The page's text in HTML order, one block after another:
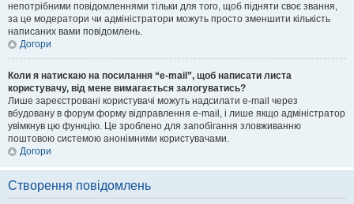
непотрібними повідомленнями тільки для того, щоб підняти своє звання,
за це модератори чи адміністратори можуть просто зменшити кількість
написаних вами повідомлень.
Догори
Коли я натискаю на посилання “e-mail”, щоб написати листа
користувачу, від мене вимагається залогуватись?
Лише зареєстровані користувачі можуть надсилати e-mail через
вбудовану в форум форму відправлення e-mail, і лише якщо адміністратор
увімкнув цю функцію. Це зроблено для запобігання зловживанню
поштовою системою анонімними користувачами.
Догори
Створення повідомлень